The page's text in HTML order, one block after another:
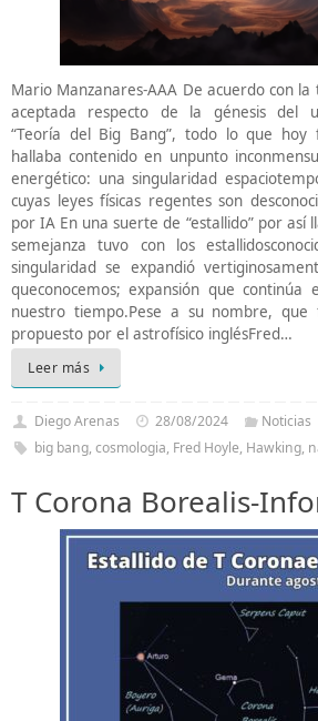
Mario Manzanares-AAA De acuerdo con
aceptada respecto de la génesis del
“Teoría del Big Bang”, todo lo que hoy
hallaba contenido en unpunto
energético: una singularidad
cuyas leyes físicas regentes son
por IA En una suerte de “estallido” por así
semejanza tuvo con los
singularidad se expandió
queconocemos; expansión que
nuestro tiempo.Pese a su nombre, que
propuesto por el astrofísico inglésFred…
Leer más
Diego Arenas 28/08/2024
Noticias
big bang, cosmologia, Fred Hoyle, Hawking,
T Corona Borealis-